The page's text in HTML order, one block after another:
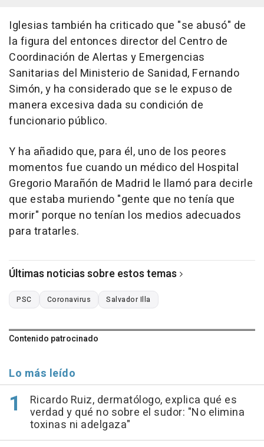
Iglesias también ha criticado que "se abusó" de
la figura del entonces director del Centro de
Coordinación de Alertas y Emergencias
Sanitarias del Ministerio de Sanidad, Fernando
Simón, y ha considerado que se le expuso de
manera excesiva dada su condición de
funcionario público.
Y ha añadido que, para él, uno de los peores
momentos fue cuando un médico del Hospital
Gregorio Marañón de Madrid le llamó para decirle
que estaba muriendo "gente que no tenía que
morir" porque no tenían los medios adecuados
para tratarles.
Últimas noticias sobre estos temas
PSC Coronavirus Salvador Illa
Contenido patrocinado
Lo más leído
Ricardo Ruiz, dermatólogo, explica qué es
verdad y qué no sobre el sudor: "No elimina
toxinas ni adelgaza"